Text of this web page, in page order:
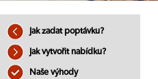
Jak zadat poptávku?
Jak vytvořit nabídku?
Naše výhody